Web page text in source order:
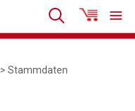
> Stammdaten